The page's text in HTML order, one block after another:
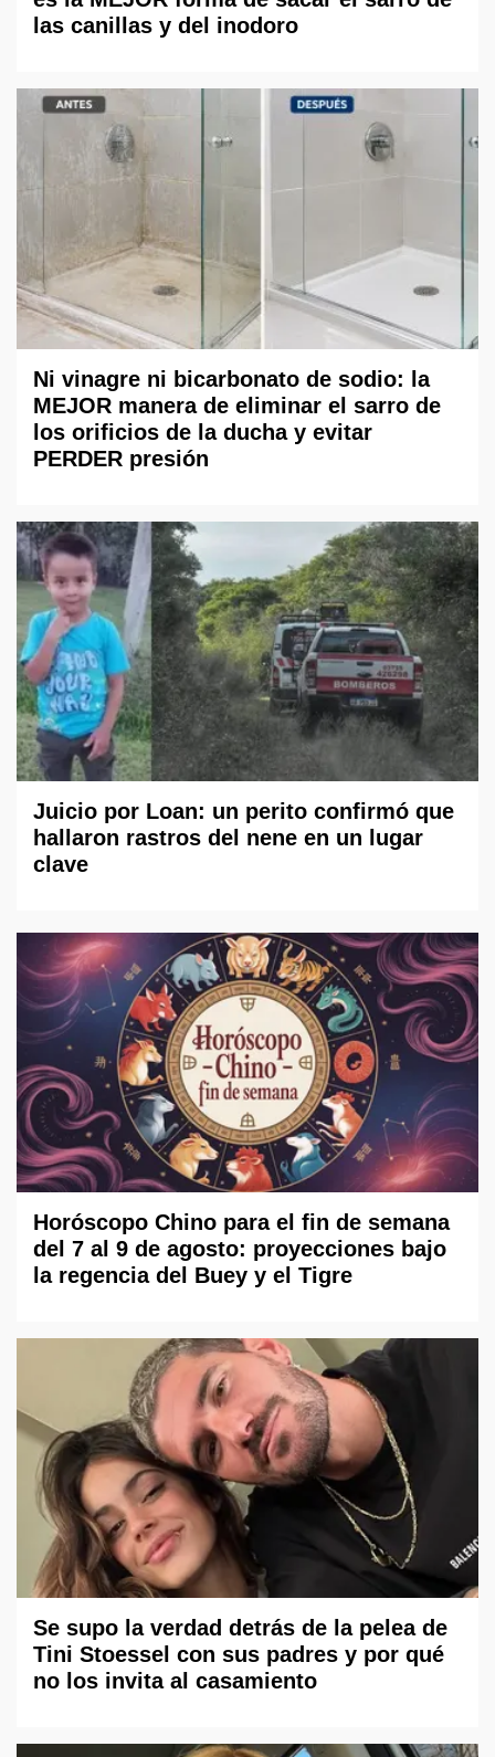
las canillas y del inodoro
Ni vinagre ni bicarbonato de sodio: la
MEJOR manera de eliminar el sarro de
los orificios de la ducha y evitar
PERDER presión
Juicio por Loan: un perito confirmó que
hallaron rastros del nene en un lugar
clave
Horóscopo Chino para el fin de semana
del 7 al 9 de agosto: proyecciones bajo
la regencia del Buey y el Tigre
Se supo la verdad detrás de la pelea de
Tini Stoessel con sus padres y por qué
no los invita al casamiento